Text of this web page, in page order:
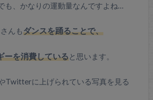
も、かなりの運動量なんですよね…
んもダンスを踊ることで、
ーを消費していると思います。
Twitterに上げられている写真を見る